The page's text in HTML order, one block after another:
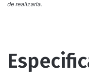
de realizarla.